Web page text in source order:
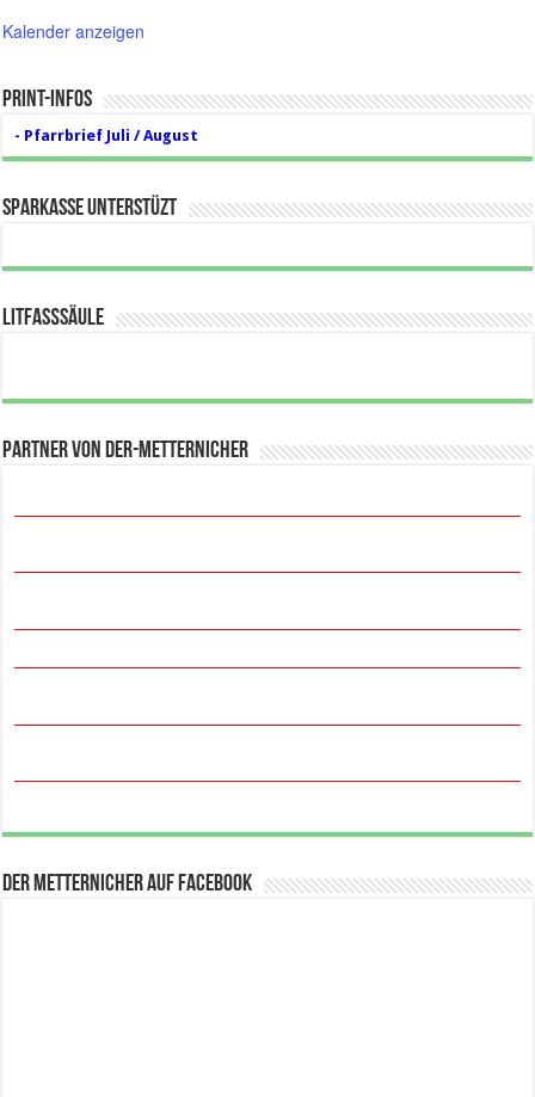
Kalender anzeigen
Print-Infos
- Pfarrbrief Juli / August
Sparkasse unterstüzt
Litfaßsäule
Partner von der-metternicher
Der Metternicher auf Facebook